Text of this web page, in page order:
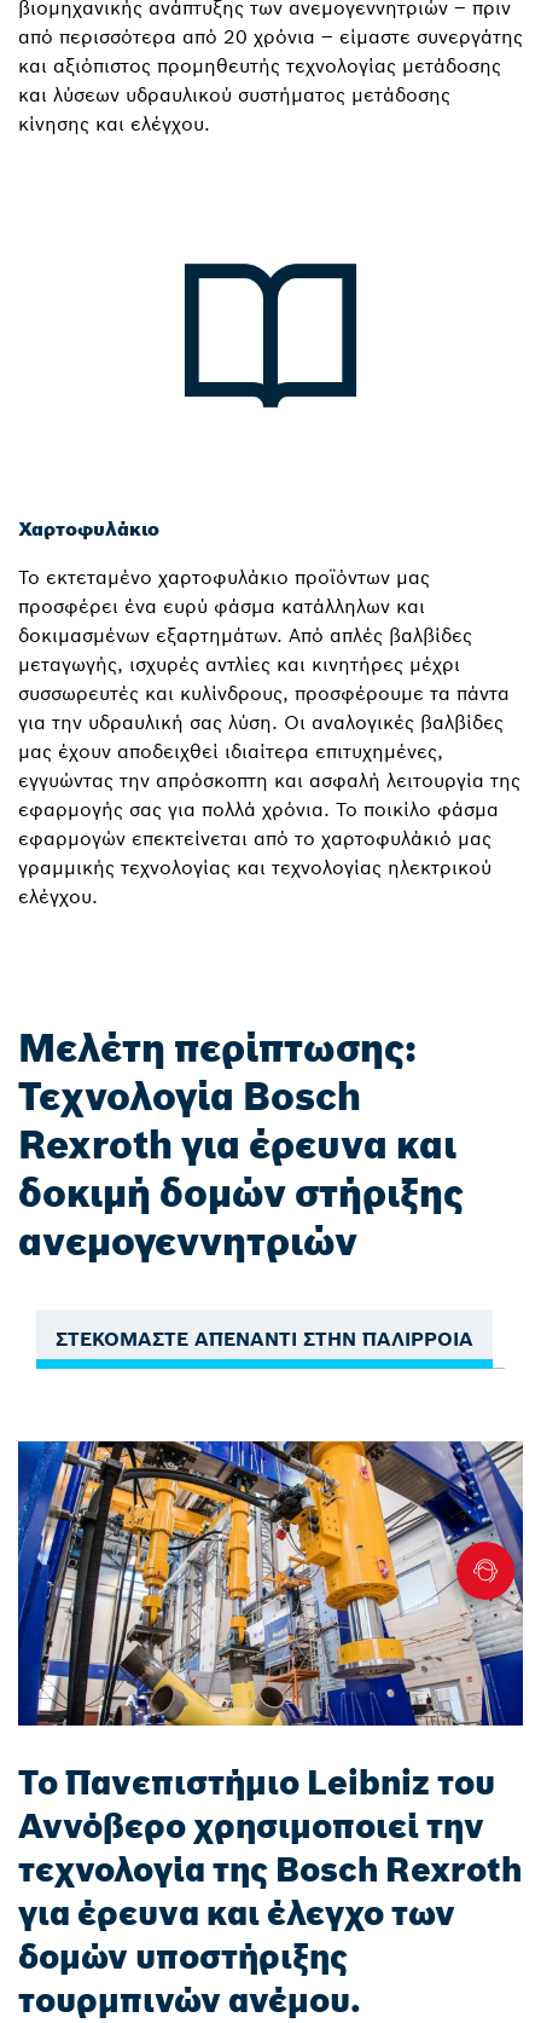
βιομηχανικής ανάπτυξης των ανεμογεννητριών – πριν
από περισσότερα από 20 χρόνια – είμαστε συνεργάτης
και αξιόπιστος προμηθευτής τεχνολογίας μετάδοσης
και λύσεων υδραυλικού συστήματος μετάδοσης
κίνησης και ελέγχου.
Χαρτοφυλάκιο
Το εκτεταμένο χαρτοφυλάκιο προϊόντων μας
προσφέρει ένα ευρύ φάσμα κατάλληλων και
δοκιμασμένων εξαρτημάτων. Από απλές βαλβίδες
μεταγωγής, ισχυρές αντλίες και κινητήρες μέχρι
συσσωρευτές και κυλίνδρους, προσφέρουμε τα πάντα
για την υδραυλική σας λύση. Οι αναλογικές βαλβίδες
μας έχουν αποδειχθεί ιδιαίτερα επιτυχημένες,
εγγυώντας την απρόσκοπτη και ασφαλή λειτουργία της
εφαρμογής σας για πολλά χρόνια. Το ποικίλο φάσμα
εφαρμογών επεκτείνεται από το χαρτοφυλάκιό μας
γραμμικής τεχνολογίας και τεχνολογίας ηλεκτρικού
ελέγχου.
Μελέτη περίπτωσης:
Τεχνολογία Bosch
Rexroth για έρευνα και
δοκιμή δομών στήριξης
ανεμογεννητριών
ΣΤΕΚΟΜΑΣΤΕ ΑΠΕΝΑΝΤΙ ΣΤΗΝ ΠΑΛΙΡΡΟΙΑ
Το Πανεπιστήμιο Leibniz του
Αννόβερο χρησιμοποιεί την
τεχνολογία της Bosch Rexroth
για έρευνα και έλεγχο των
δομών υποστήριξης
τουρμπινών ανέμου.